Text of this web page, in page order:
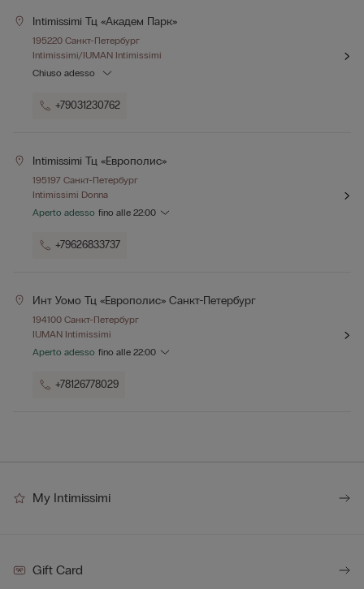
Intimissimi Тц «академ Парк»
195220 Санкт-Петербург
Intimissimi/IUMAN Intimissimi
Chiuso adesso
+79031230762
Intimissimi Тц «европолис»
195197 Санкт-Петербург
Intimissimi Donna
Aperto adesso fino alle 22:00
+79626833737
Инт Уомо Тц «европолис» Санкт-Петербург
194100 Санкт-Петербург
IUMAN Intimissimi
Aperto adesso fino alle 22:00
+78126778029
My Intimissimi
Gift Card